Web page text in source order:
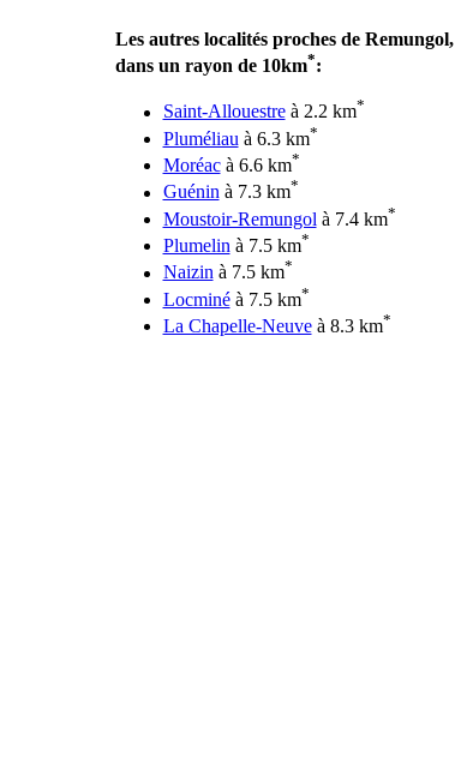
Les autres localités proches de Remungol,
dans un rayon de 10km*:
Saint-Allouestreà 2.2 km*
Pluméliau à 6.3 km*
Moréacà 6.6 km*
Guéninà 7.3 km*
Moustoir-Remungol à 7.4 km*
Plumelin à 7.5 km*
Naizinà 7.5 km*
Locminéà 7.5 km*
La Chapelle-Neuveà 8.3 km*